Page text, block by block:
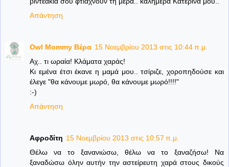
Απάντηση
Owl Mommy Βέρα 15 Νοεμβρίου 2013 στις 10:44 π.μ.
Αχ.. τι ωραία! Κλάματα χαράς!
Κι εμένα έτσι έκανε η μαμά μου.. τσίριζε, χοροπηδούσε και
έλεγε "θα κάνουμε μωρό, θα κάνουμε μωρό!!!!"
:-)
Απάντηση
Αφροδίτη 15 Νοεμβρίου 2013 στις 10:57 π.μ.
Θέλω να το ξανανιώσω, θέλω να το ξαναζήσω! Να
ξαναδώσω όλην αυτήν την αστείρευτη χαρά στους δικούς